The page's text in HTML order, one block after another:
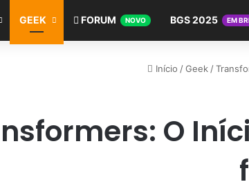
GEEK FORUM NOVO BGS 2025 EM
Início / Geek /
O